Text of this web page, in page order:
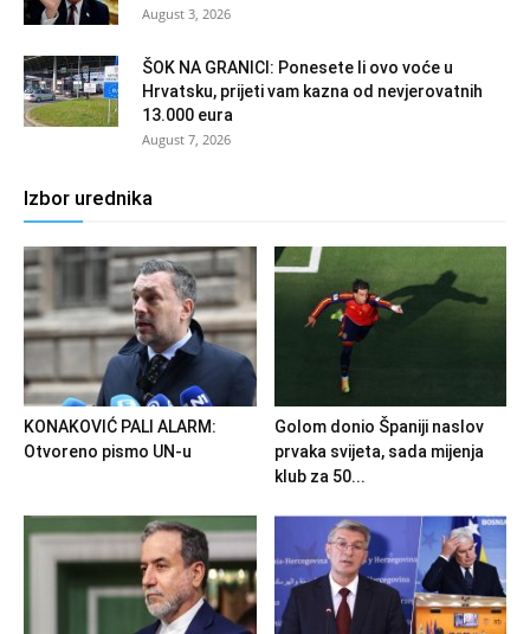
August 3, 2026
ŠOK NA GRANICI: Ponesete li ovo voće u
Hrvatsku, prijeti vam kazna od nevjerovatnih
13.000 eura
August 7, 2026
Izbor urednika
KONAKOVIĆ PALI ALARM:
Otvoreno pismo UN-u
Golom donio Španiji naslov
prvaka svijeta, sada mijenja
klub za 50...